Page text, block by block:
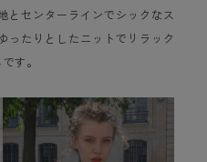
とセンターラインでシックなス
ったりとしたニットでリラック
す。